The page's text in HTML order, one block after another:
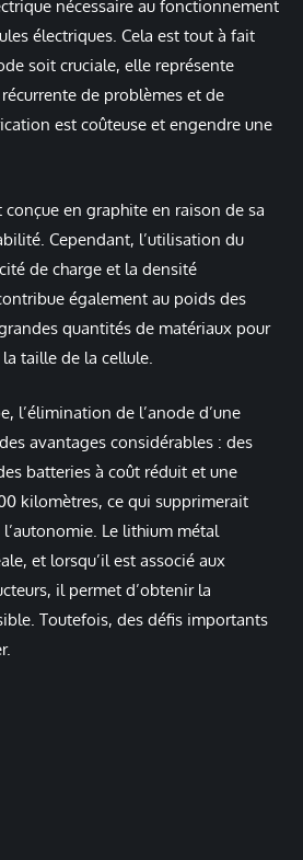
nécessaire au fonctionnement
électriques. Cela est tout à fait
soit cruciale, elle représente
de problèmes et de
est coûteuse et engendre une
en graphite en raison de sa
Cependant, l’utilisation du
de charge et la densité
également au poids des
quantités de matériaux pour
taille de la cellule.
l’élimination de l’anode d’une
avantages considérables : des
batteries à coût réduit et une
kilomètres, ce qui supprimerait
Le lithium métal
et lorsqu’il est associé aux
il permet d’obtenir la
Toutefois, des défis importants